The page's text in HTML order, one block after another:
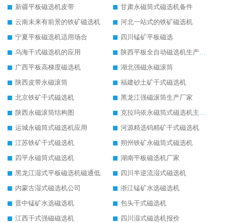
新疆平板磁选机皮带
甘肃永磁筒式磁选机备件
云南未来有前景的铁矿磁选机
河北一站式的铁矿磁选机
宁夏平板磁选机适用场合
四川锰矿平板磁选
乌海干式磁选机的应用
陕西平板全自动磁选机生产厂家
广西平板高梯度磁选机
湖北强磁永磁滚筒
陕西皮带永磁滚筒
福建砂土矿干式磁选机
北京铁矿干式磁选机
黑龙江强磁滚筒生产厂家
陕西永磁滚筒结构图
克拉玛依永磁筒式磁选机主要技术参数
运城永磁筒式磁选机应用
河源精选钨精矿干式磁选机
江苏铁矿干式磁选机
朔州铁矿永磁筒式磁选机
四平永磁筒式磁选机
湖南平板磁选机厂家
黑龙江湿式平板磁选机磁通低
四川半逆流湿式磁选机
内蒙古湿式磁选机公司
浙江锰矿水选磁选机
晋中锰矿水选磁选机
包头干式磁选机
江西干式强磁磁选机
四川湿式磁选机报价